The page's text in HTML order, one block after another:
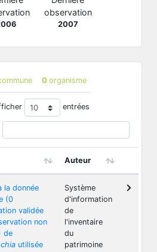
observation
2007
0 organisme
entrées
Auteur
la donnée
(0
validée
non
de
utilisée
Système
d'information
de
l'inventaire
du
patrimoine